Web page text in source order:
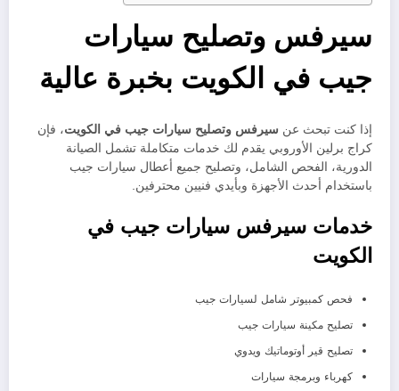
سيرفس وتصليح سيارات
جيب في الكويت بخبرة عالية
إذا كنت تبحث عن سيرفس وتصليح سيارات جيب في الكويت، فإن
كراج برلين الأوروبي يقدم لك خدمات متكاملة تشمل الصيانة
الدورية، الفحص الشامل، وتصليح جميع أعطال سيارات جيب
باستخدام أحدث الأجهزة وبأيدي فنيين محترفين.
خدمات سيرفس سيارات جيب في
الكويت
فحص كمبيوتر شامل لسيارات جيب
تصليح مكينة سيارات جيب
تصليح قير أوتوماتيك ويدوي
كهرباء وبرمجة سيارات